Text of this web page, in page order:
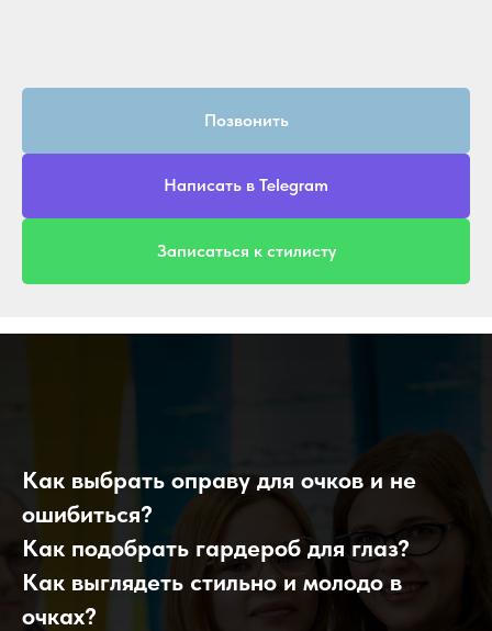
Позвонить
Написать в Telegram
Записаться к стилисту
Как выбрать оправу для очков и не
ошибиться?
Как подобрать гардероб для глаз?
Как выглядеть стильно и молодо в
очках?